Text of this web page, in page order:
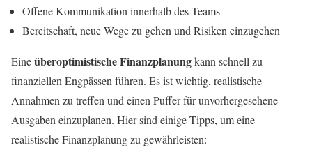
Offene Kommunikation innerhalb des Teams
Bereitschaft, neue Wege zu gehen und Risiken einzugehen
Eineüberoptimistische Finanzplanungkann schnell zu
finanziellen Engpässen führen. Es ist wichtig, realistische
Annahmen zu treffen und einen Puffer für unvorhergesehene
Ausgaben einzuplanen. Hier sind einige Tipps, um eine
realistische Finanzplanung zu gewährleisten: